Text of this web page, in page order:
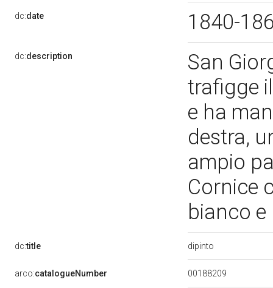
dc:date 1840-
dc:description
San
trafigge
e ha
destra,
ampio
Cornice
bianco
dc:title dipinto
arco:catalogueNumber 00188209